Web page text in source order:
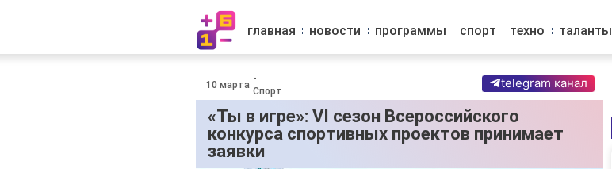
главная новости программы спорт техно таланты
10 марта
-
Спорт
telegram канал
«Ты в игре»: VI сезон Всероссийского
конкурса спортивных проектов принимает
заявки